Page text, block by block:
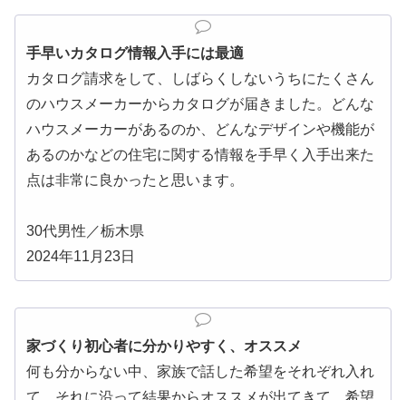
手早いカタログ情報入手には最適
カタログ請求をして、しばらくしないうちにたくさん
のハウスメーカーからカタログが届きました。どんな
ハウスメーカーがあるのか、どんなデザインや機能が
あるのかなどの住宅に関する情報を手早く入手出来た
点は非常に良かったと思います。
30代男性／栃木県
2024年11月23日
家づくり初心者に分かりやすく、オススメ
何も分からない中、家族で話した希望をそれぞれ入れ
て、それに沿って結果からオススメが出てきて、希望